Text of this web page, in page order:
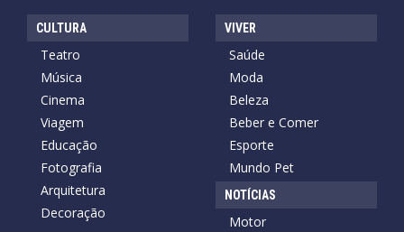
CULTURA
Teatro
Música
Cinema
Viagem
Educação
Fotografia
Arquitetura
Decoração
VIVER
Saúde
Moda
Beleza
Beber e Comer
Esporte
Mundo Pet
NOTÍCIAS
Motor